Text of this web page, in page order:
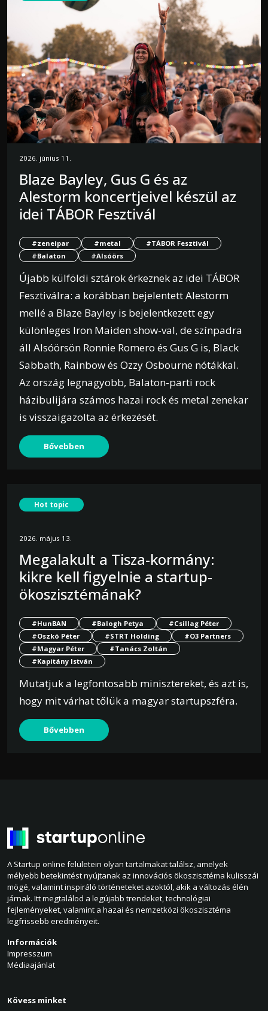
2026. június 11.
Blaze Bayley, Gus G és az
Alestorm koncertjeivel készül az
idei TÁBOR Fesztivál
#zeneipar #metal
#TÁBOR Fesztivál
#Balaton
#Alsóörs
Újabb külföldi sztárok érkeznek az idei TÁBOR
Fesztiválra: a korábban bejelentett Alestorm
mellé a Blaze Bayley is bejelentkezett egy
különleges Iron Maiden show-val, de színpadra
áll Alsóörsön Ronnie Romero és Gus G is, Black
Sabbath, Rainbow és Ozzy Osbourne nótákkal.
Az ország legnagyobb, Balaton-parti rock
házibulijára számos hazai rock és metal zenekar
is visszaigazolta az érkezését.
Bővebben
Hot topic
2026. május 13.
Megalakult a Tisza-kormány:
kikre kell figyelnie a startup-
ökoszisztémának?
#HunBAN #Balogh Petya
#Csillag Péter
#Oszkó Péter
#STRT Holding
#O3 Partners
#Magyar Péter
#Tanács Zoltán
#Kapitány István
Mutatjuk a legfontosabb minisztereket, és azt is,
hogy mit várhat tőlük a magyar startupszféra.
Bővebben
A Startup online felületein olyan tartalmakat találsz, amelyek
mélyebb betekintést nyújtanak az innovációs ökoszisztéma kulisszái
mögé, valamint inspiráló történeteket azoktól, akik a változás élén
járnak. Itt megtalálod a legújabb trendeket, technológiai
fejleményeket, valamint a hazai és nemzetközi ökoszisztéma
legfrissebb eredményeit.
Információk
Impresszum
Médiaajánlat
Kövess minket